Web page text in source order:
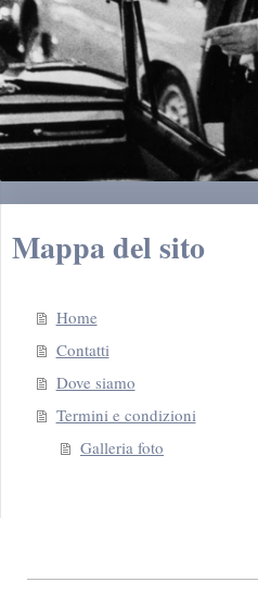
Mappa del sito
Home
Contatti
Dove siamo
Termini e condizioni
Galleria foto